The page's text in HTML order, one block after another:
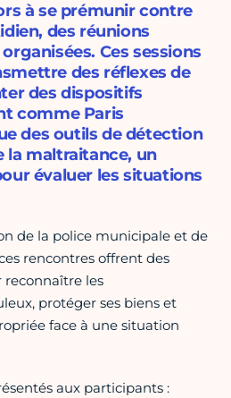
à se prémunir contre
des réunions
Ces sessions
des réflexes de
des dispositifs
comme Paris
des outils de détection
la maltraitance, un
évaluer les situations
de la police municipale et de
rencontres offrent des
reconnaître les
protéger ses biens et
face à une situation
aux participants :